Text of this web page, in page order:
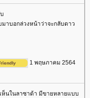
าบอกล่วงหน้าว่าจะกลับดาว
1 พฤษภาคม 2564
ห็นในลาซาด้า มีขายหลายแบบ